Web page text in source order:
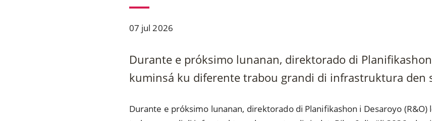
07 jul 2026
Durante e próksimo lunanan, direktorado di
kuminsá ku diferente trabou grandi di infrastruktura den
Durante e próksimo lunanan, direktorado di Planifikashon i Desaroyo